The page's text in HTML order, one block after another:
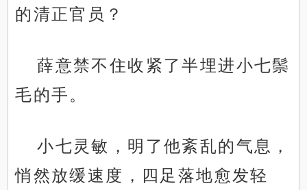
的清正官员？
薛意禁不住收紧了半埋进小七鬃
毛的手。
小七灵敏，明了他紊乱的气息，
悄然放缓速度，四足落地愈发轻